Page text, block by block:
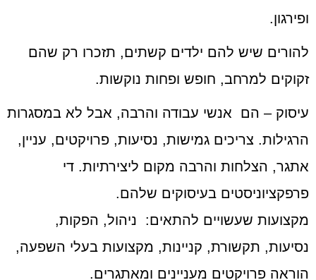
ופירגון.
להורים שיש להם ילדים קשתים, תזכרו רק שהם
זקוקים למרחב, חופש ופחות נוקשות.
עיסוק – הם אנשי עבודה והרבה, אבל לא במסגרות
הרגילות. צריכים גמישות, נסיעות, פרויקטים, עניין,
אתגר, הצלחות והרבה מקום ליצירתיות. די
פרפקציוניסטים בעיסוקים שלהם.
מקצועות שעשויים להתאים: ניהול, הפקות,
נסיעות, תקשורת, קניינות, מקצועות בעלי השפעה,
הוראה פרויקטים מעניינים ומאתגרים.